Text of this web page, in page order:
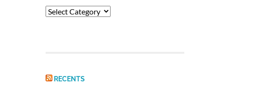
Categories
RECENTS